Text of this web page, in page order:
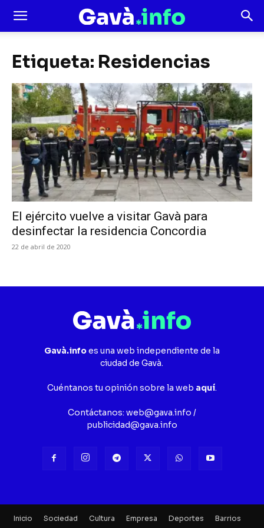
Etiqueta: Residencias
El ejército vuelve a visitar Gavà para
desinfectar la residencia Concordia
22 de abril de 2020
Gavà.infoes una web independiente de la
ciudad de Gavà.
Cuéntanos tu opinión sobre la web aquí.
Contáctanos: web@gava.info /
publicidad@gava.info
Inicio Sociedad Cultura Empresa Deportes
Barrios